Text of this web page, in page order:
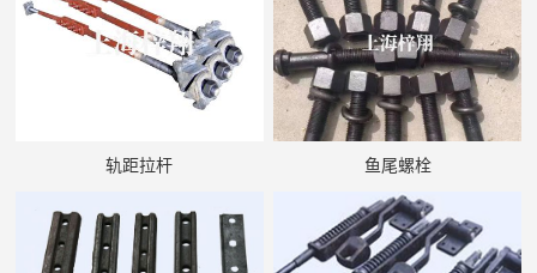
轨距拉杆 鱼尾螺栓